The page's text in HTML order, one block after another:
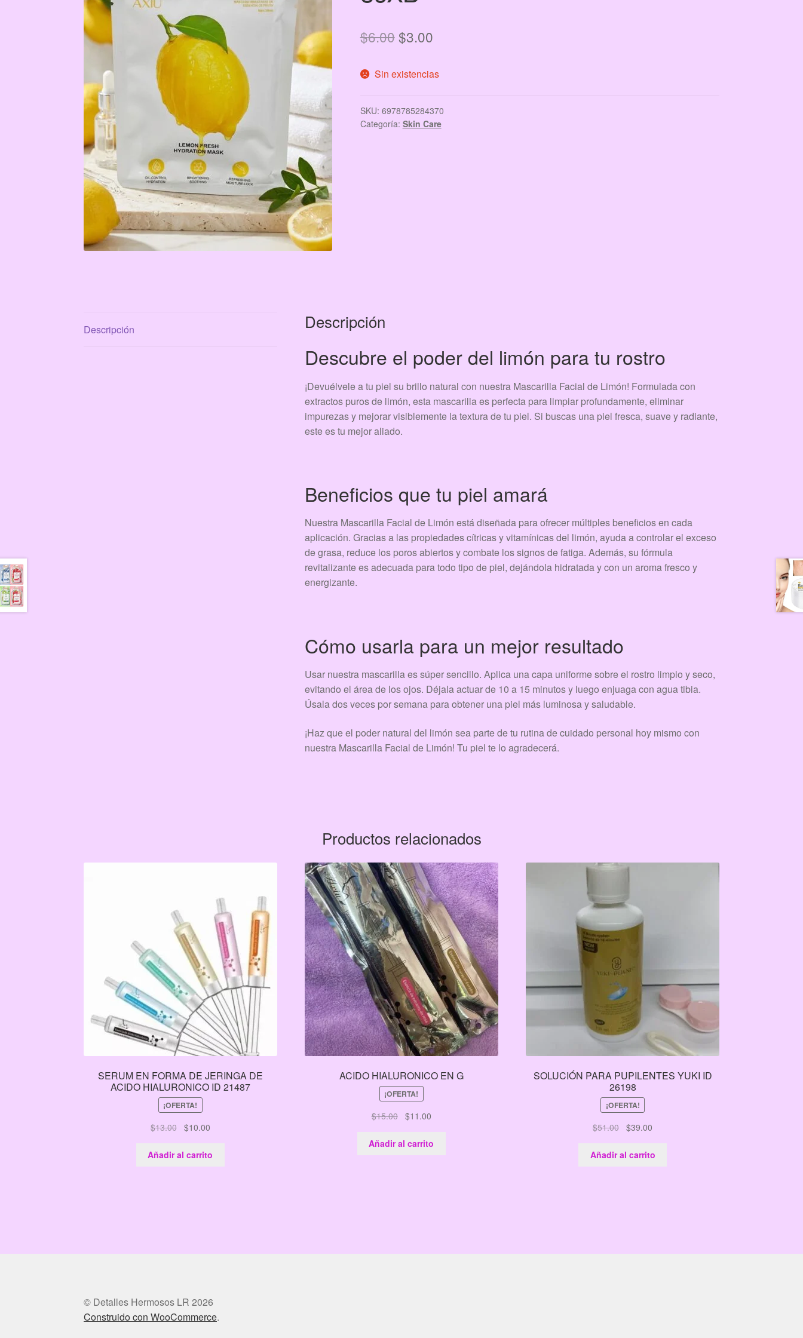
$6.00El
original
$6.00.
$3.00El
actual
$3.00.
Sin existencias
SKU: 6978785284370
Categoría: Skin Care
Descripción Descripción
Descubre el poder del limón para tu rostro
¡Devuélvele a tu piel su brillo natural con nuestra Mascarilla Facial de Limón! Formulada con
extractos puros de limón, esta mascarilla es perfecta para limpiar profundamente, eliminar
impurezas y mejorar visiblemente la textura de tu piel. Si buscas una piel fresca, suave y radiante,
este es tu mejor aliado.
Beneficios que tu piel amará
Nuestra Mascarilla Facial de Limón está diseñada para ofrecer múltiples beneficios en cada
aplicación. Gracias a las propiedades cítricas y vitamínicas del limón, ayuda a controlar el exceso
de grasa, reduce los poros abiertos y combate los signos de fatiga. Además, su fórmula
revitalizante es adecuada para todo tipo de piel, dejándola hidratada y con un aroma fresco y
energizante.
Cómo usarla para un mejor resultado
Usar nuestra mascarilla es súper sencillo. Aplica una capa uniforme sobre el rostro limpio y seco,
evitando el área de los ojos. Déjala actuar de 10 a 15 minutos y luego enjuaga con agua tibia.
Úsala dos veces por semana para obtener una piel más luminosa y saludable.
¡Haz que el poder natural del limón sea parte de tu rutina de cuidado personal hoy mismo con
nuestra Mascarilla Facial de Limón! Tu piel te lo agradecerá.
Productos relacionados
SERUM EN FORMA DE JERINGA DE
ACIDO HIALURONICO ID 21487
¡OFERTA!
$13.00
El
original
era:
$10.00
actual
es:
Añadir al carrito
ACIDO HIALURONICO EN G
¡OFERTA!
$15.00
El
original
era:
$11.00
actual
es:
Añadir al carrito
SOLUCIÓN PARA PUPILENTES YUKI ID
26198
¡OFERTA!
$51.00
El
original
era:
$39.00
actual
es:
Añadir al carrito
© Detalles Hermosos LR 2026
Construido con WooCommerce.